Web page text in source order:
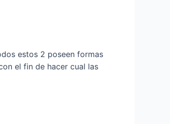
estos 2 poseen formas
el fin de hacer cual las